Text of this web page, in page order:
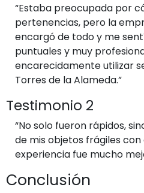
“Estaba preocupada por
pertenencias, pero la
encargó de todo y me
puntuales y muy
encarecidamente utilizar
Torres de la Alameda.”
Testimonio 2
“No solo fueron rápidos,
de mis objetos frágiles
experiencia fue mucho
Conclusión